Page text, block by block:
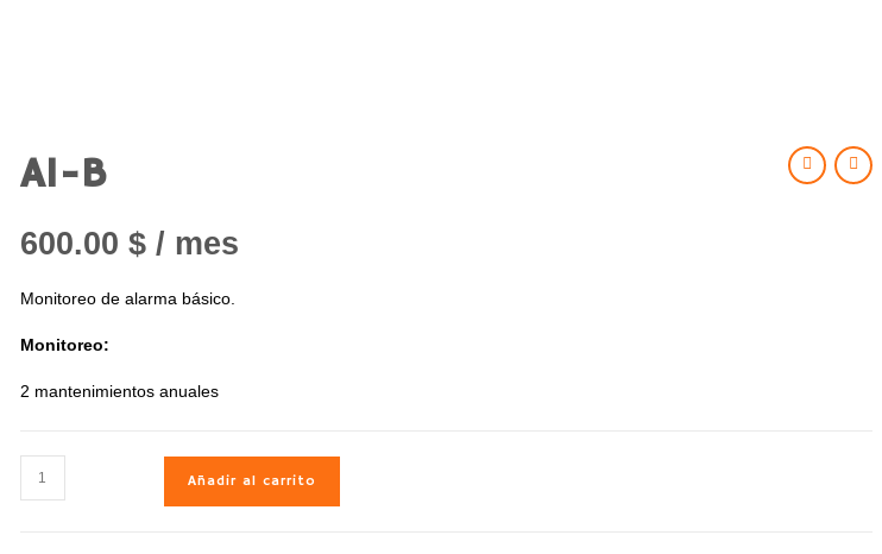
A1-B
600.00 $ / mes
Monitoreo de alarma básico.
Monitoreo:
2 mantenimientos anuales
Añadir al carrito